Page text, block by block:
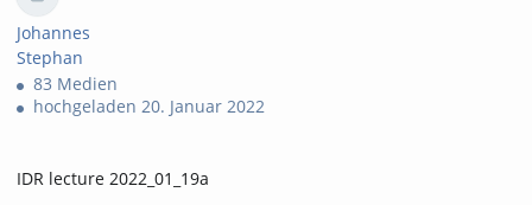
Johannes
Stephan
83 Medien
hochgeladen 20. Januar 2022
IDR lecture 2022_01_19a